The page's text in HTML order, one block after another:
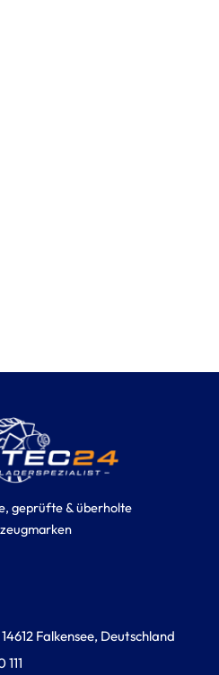
geprüfte & überholte
Falkensee, Deutschland